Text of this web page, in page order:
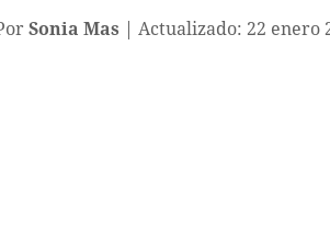
Sonia Mas Actualizado: 22 enero